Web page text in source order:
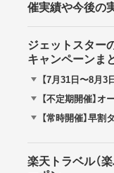
催実績や今後の
ジェットスター
キャンペーンま
【7月31日〜8月3
【不定期開催】
【常時開催】早割
楽天トラベル（